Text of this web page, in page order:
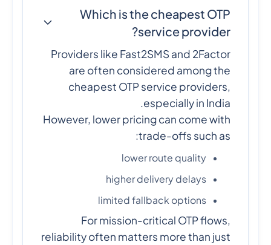
Which is the cheapest OTP
service provider?
Providers like Fast2SMS and 2Factor
are often considered among the
cheapest OTP service providers,
especially in India.
However, lower pricing can come with
trade-offs such as:
lower route quality
higher delivery delays
limited fallback options
For mission-critical OTP flows,
reliability often matters more than just